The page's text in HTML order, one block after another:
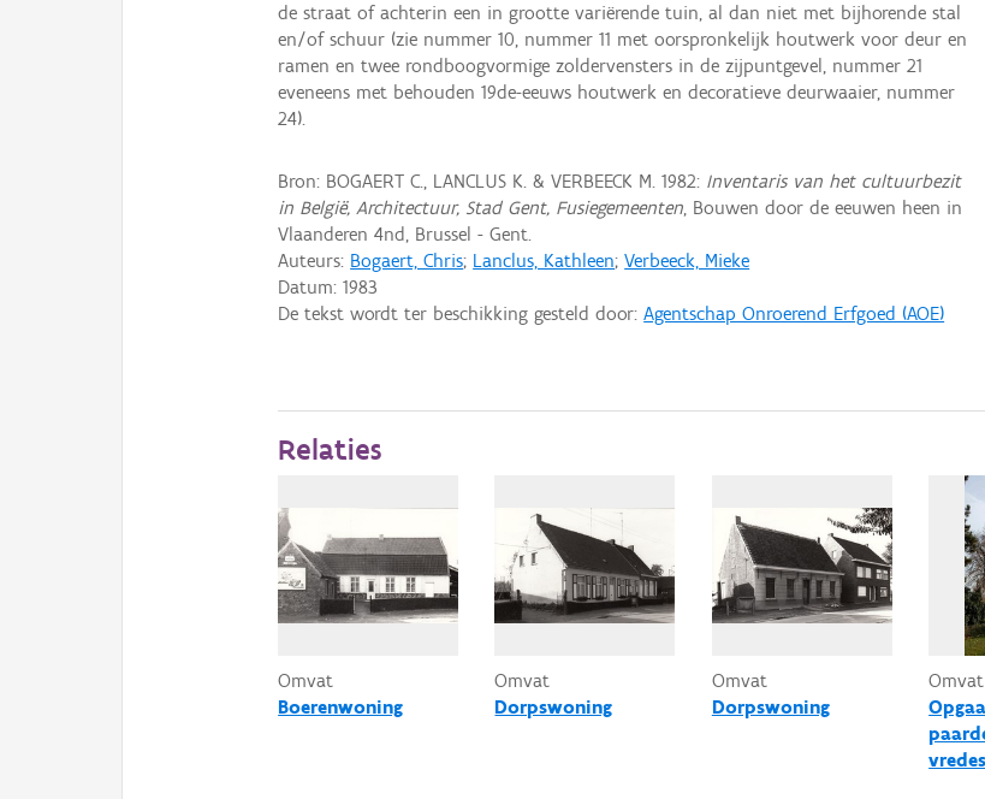
de straat of achterin een in grootte variërende tuin, al dan niet met bijhorende stal
en/of schuur (zie nummer 10, nummer 11 met oorspronkelijk houtwerk voor deur en
ramen en twee rondboogvormige zoldervensters in de zijpuntgevel, nummer 21
eveneens met behouden 19de-eeuws houtwerk en decoratieve deurwaaier, nummer
24).
Bron: BOGAERT C., LANCLUS K. & VERBEECK M. 1982: Inventaris van het cultuurbezit
in België, Architectuur, Stad Gent, Fusiegemeenten , Bouwen door de eeuwen heen in
Vlaanderen 4nd, Brussel - Gent.
Auteurs: Bogaert, Chris; Lanclus, Kathleen;Verbeeck, Mieke
Datum:1983
De tekst wordt ter beschikking gesteld door:Agentschap Onroerend Erfgoed (AOE)
Relaties
Omvat
Boerenwoning
Omvat
Dorpswoning
Omvat
Dorpswoning
Omvat